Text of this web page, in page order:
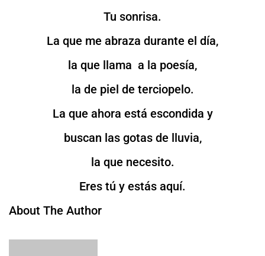
Tu sonrisa.
La que me abraza durante el día,
la que llama a la poesía,
la de piel de terciopelo.
La que ahora está escondida y
buscan las gotas de lluvia,
la que necesito.
Eres tú y estás aquí.
About The Author